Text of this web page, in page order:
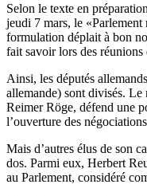
Selon le texte en
jeudi 7 mars, le «Parlement
formulation déplait à bon
fait savoir lors des réunions
Ainsi, les députés
allemande) sont divisés.
Reimer Röge, défend une
l’ouverture des
Mais d’autres élus de son
dos. Parmi eux, Herbert
au Parlement, considéré